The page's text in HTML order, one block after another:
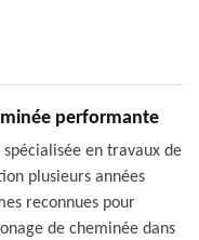
performante
en travaux de
plusieurs années
reconnues pour
de cheminée dans